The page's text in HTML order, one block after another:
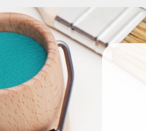
●公開された個人
●個人情報の取り
●本個人情報保護
【Googleアナリ
し、当サイトの
する場合があり